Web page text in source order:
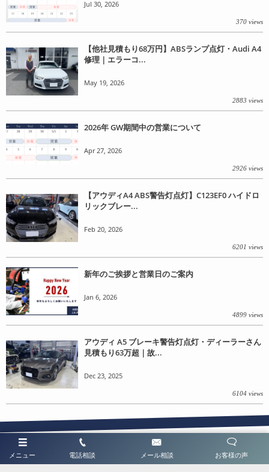
Jul 30, 2026
370 views
【他社見積もり68万円】ABSランプ点灯・Audi A4
修理｜エラーコ...
May 19, 2026
2883 views
2026年 GW期間中の営業について
Apr 27, 2026
2926 views
【アウディA4 ABS警告灯点灯】C123EF0 ハイドロ
リックブレー...
Feb 20, 2026
6201 views
新年のご挨拶と営業日のご案内
Jan 6, 2026
4899 views
アウディ A5 ブレーキ警告灯点灯・ディーラーさん
見積もり63万超｜故...
Dec 23, 2025
6104 views
メニュー 電話相談 メール相談 お客様の声